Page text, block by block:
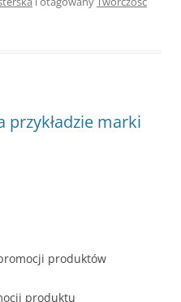
marki
produktów
produktu